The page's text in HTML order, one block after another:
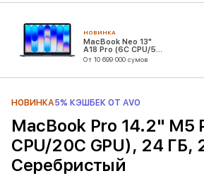
НОВИНКА
MacBook Neo 13"
A18 Pro (6C CPU/5C
GPU)
От 10 699 000 сумов
НОВИНКА5% КЭШБЕК ОТ AVO
MacBook Pro 14.2" M5
CPU/20C GPU), 24 ГБ,
Серебристый